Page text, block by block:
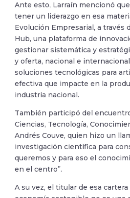
Ante esto, Larraín mencionó
tener un liderazgo en esa
Evolución Empresarial, a través
Hub, una plataforma de
gestionar sistemática y
y oferta, nacional e
soluciones tecnológicas para
efectiva que impacte en la
industria nacional.
También participó del
Ciencias, Tecnología,
Andrés Couve, quien hizo un
investigación científica para
queremos y para eso el
en el centro”.
A su vez, el titular de esa